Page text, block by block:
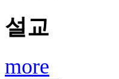
설교
more